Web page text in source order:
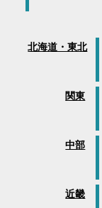
北海道・東北
関東
中部
近畿